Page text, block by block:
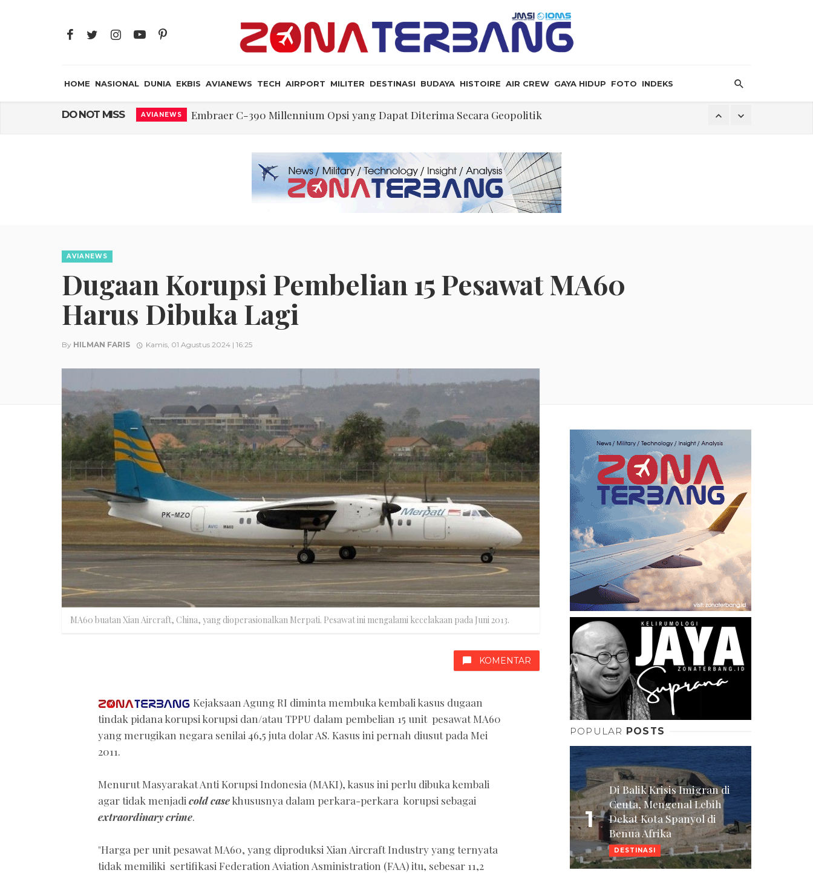
HOME NASIONAL DUNIA EKBIS AVIANEWS TECH AIRPORT MILITER DESTINASI BUDAYA HISTOIRE AIR CREW GAYA HIDUP FOTO INDEKS
DO NOT MISS AIR CREW Ternyata, Ini yang Dikerjakan Pilot Saat Melintas di Atas Samudera
Edy Mulyadi: Terlalu Lebay Narasi Nyawa Jenderal Listyo Hendak Dihabisi
Peluncuran Buku Sumitro, Mukit Hendrayatno Dorong Pengusaha Nasional Jadi Pilar Kedaulatan Ekonomi
Iran: Jalur Alternatif Selat Hormuz Telah Disepakati
Begini Cara Kerja Kabin, Hingga Penumpang Bisa Nyaman Selama Penerbangan
AVIANEWS
Dugaan Korupsi Pembelian 15 Pesawat MA60
Harus Dibuka Lagi
By HILMAN FARIS Kamis, 01 Agustus 2024 | 16:25
MA60 buatan Xian Aircraft, China, yang dioperasionalkan Merpati. Pesawat ini mengalami kecelakaan pada Juni 2013.
KOMENTAR
Kejaksaan Agung RI diminta membuka kembali kasus dugaan
tindak pidana korupsi korupsi dan/atau TPPU dalam pembelian 15 unit pesawat MA60
yang merugikan negara senilai 46,5 juta dolar AS. Kasus ini pernah diusut pada Mei
2011.
Menurut Masyarakat Anti Korupsi Indonesia (MAKI), kasus ini perlu dibuka kembali
agar tidak menjadi cold casekhususnya dalam perkara-perkara korupsi sebagai
extraordinary crime.
"Harga per unit pesawat MA60, yang diproduksi Xian Aircraft Industry yang ternyata
tidak memiliki sertifikasi Federation Aviation Asministration (FAA) itu, sebesar 11,2
POPULAR POSTS
1
Di Balik Krisis Imigran di
Ceuta, Mengenal Lebih
Dekat Kota Spanyol di
Benua Afrika
DESTINASI